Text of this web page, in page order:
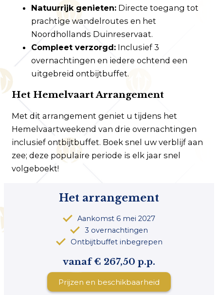
Natuurrijk genieten: Directe toegang tot
prachtige wandelroutes en het
Noordhollands Duinreservaat.
Compleet verzorgd: Inclusief 3
overnachtingen en iedere ochtend een
uitgebreid ontbijtbuffet.
Het Hemelvaart Arrangement
Met dit arrangement geniet u tijdens het
Hemelvaartweekend van drie overnachtingen
inclusief ontbijtbuffet. Boek snel uw verblijf aan
zee; deze populaire periode is elk jaar snel
volgeboekt!
Het arrangement
Aankomst 6 mei 2027
3 overnachtingen
Ontbijtbuffet inbegrepen
vanaf € 267,50 p.p.
Prijzen en beschikbaarheid